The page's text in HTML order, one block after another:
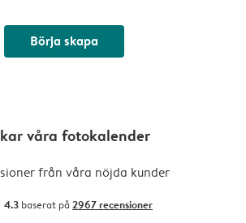
Börja skapa
våra fotokalender
från våra nöjda kunder
4.3 baserat på 2967 recensioner